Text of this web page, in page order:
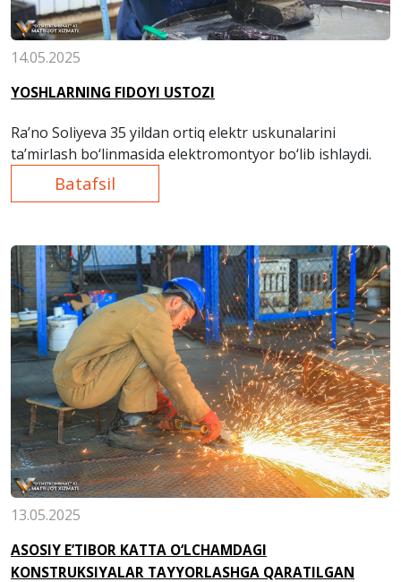
14.05.2025
YOSHLARNING FIDOYI USTOZI
Ra’no Soliyeva 35 yildan ortiq elektr uskunalarini
ta’mirlash bo‘linmasida elektromontyor bo‘lib ishlaydi.
Batafsil
13.05.2025
ASOSIY E’TIBOR KATTA O‘LCHAMDAGI
KONSTRUKSIYALAR TAYYORLASHGA QARATILGAN